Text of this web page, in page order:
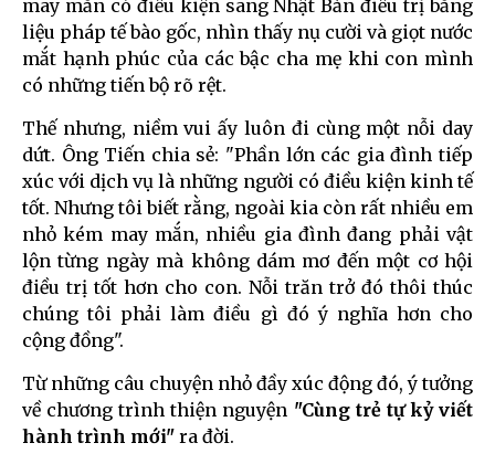
may mắn có điều kiện sang Nhật Bản điều trị bằng
liệu pháp tế bào gốc, nhìn thấy nụ cười và giọt nước
mắt hạnh phúc của các bậc cha mẹ khi con mình
có những tiến bộ rõ rệt.
Thế nhưng, niềm vui ấy luôn đi cùng một nỗi day
dứt. Ông Tiến chia sẻ: "Phần lớn các gia đình tiếp
xúc với dịch vụ là những người có điều kiện kinh tế
tốt. Nhưng tôi biết rằng, ngoài kia còn rất nhiều em
nhỏ kém may mắn, nhiều gia đình đang phải vật
lộn từng ngày mà không dám mơ đến một cơ hội
điều trị tốt hơn cho con. Nỗi trăn trở đó thôi thúc
chúng tôi phải làm điều gì đó ý nghĩa hơn cho
cộng đồng".
Từ những câu chuyện nhỏ đầy xúc động đó, ý tưởng
về chương trình thiện nguyện "Cùng trẻ tự kỷ viết
hành trình mới" ra đời.